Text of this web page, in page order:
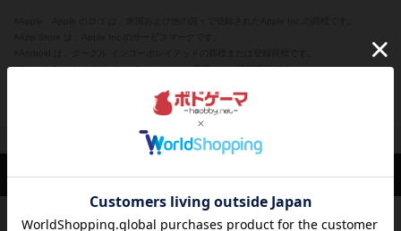
※Google Play とそのロゴは、Google Inc.の商標または登録商標です。
ボドとも一覧 はま マイボードゲーム
閉じる
ボードゲームのプレイ履歴を記録し
て、
自分のデータを管理しませんか？
ボドゲーマTOP
ボードゲームを検索する